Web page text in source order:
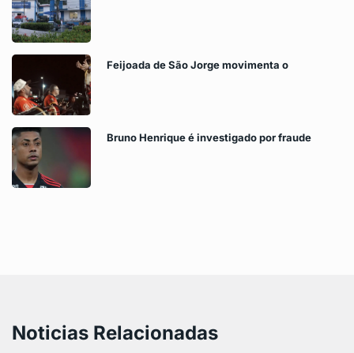
Feijoada de São Jorge movimenta o
Bruno Henrique é investigado por fraude
Noticias Relacionadas